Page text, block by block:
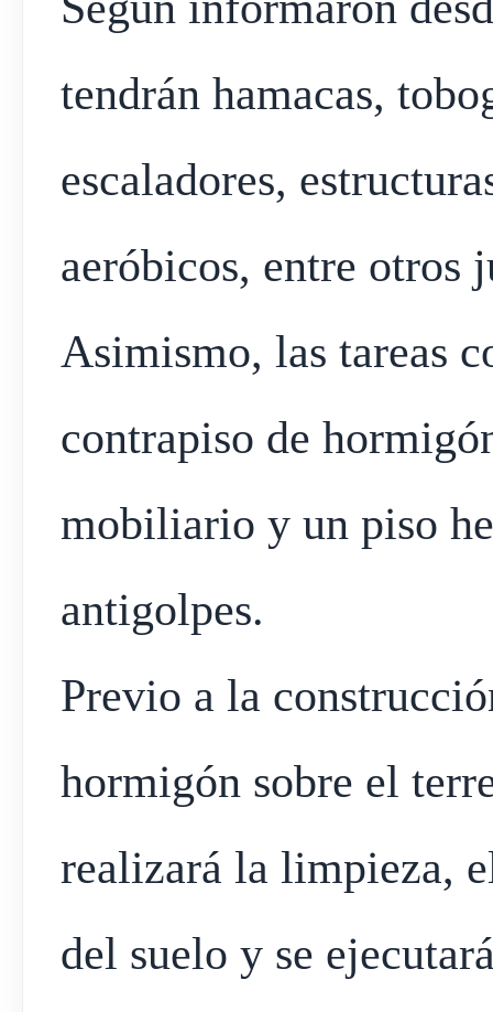
tendrán hamacas,
escaladores,
aeróbicos, entre otros
Asimismo, las tareas
contrapiso de
mobiliario y un piso
antigolpes.
Previo a la
hormigón sobre el
realizará la limpieza,
del suelo y se